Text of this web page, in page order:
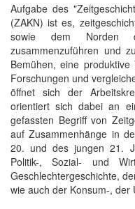
Aufgabe des
(ZAKN) ist es,
sowie dem Norden
zusammenzuführen und
Bemühen, eine produktive
Forschungen und
öffnet sich der
orientiert sich dabei an
gefassten Begriff von
auf Zusammenhänge in
20. und des jungen 21.
Politik-, Sozial- und
Geschlechtergeschichte,
wie auch der Konsum-, der